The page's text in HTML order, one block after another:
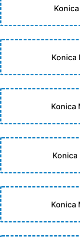
Konica
Konica
Konica